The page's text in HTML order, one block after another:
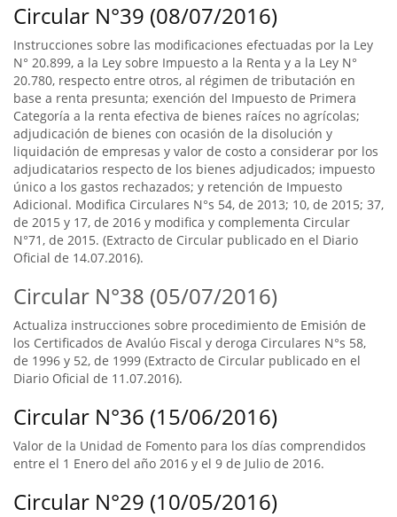
Circular N°39 (08/07/2016)
Instrucciones sobre las modificaciones efectuadas por la Ley
N° 20.899, a la Ley sobre Impuesto a la Renta y a la Ley N°
20.780, respecto entre otros, al régimen de tributación en
base a renta presunta; exención del Impuesto de Primera
Categoría a la renta efectiva de bienes raíces no agrícolas;
adjudicación de bienes con ocasión de la disolución y
liquidación de empresas y valor de costo a considerar por los
adjudicatarios respecto de los bienes adjudicados; impuesto
único a los gastos rechazados; y retención de Impuesto
Adicional. Modifica Circulares N°s 54, de 2013; 10, de 2015; 37,
de 2015 y 17, de 2016 y modifica y complementa Circular
N°71, de 2015. (Extracto de Circular publicado en el Diario
Oficial de 14.07.2016).
Circular N°38 (05/07/2016)
Actualiza instrucciones sobre procedimiento de Emisión de
los Certificados de Avalúo Fiscal y deroga Circulares N°s 58,
de 1996 y 52, de 1999 (Extracto de Circular publicado en el
Diario Oficial de 11.07.2016).
Circular N°36 (15/06/2016)
Valor de la Unidad de Fomento para los días comprendidos
entre el 1 Enero del año 2016 y el 9 de Julio de 2016.
Circular N°29 (10/05/2016)